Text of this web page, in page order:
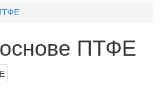
ПТФЕ